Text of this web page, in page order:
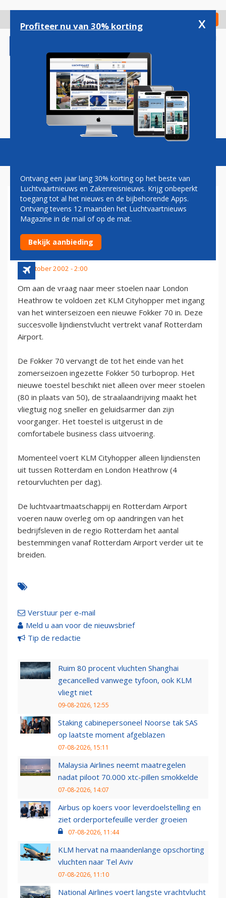
gaan
Check in
Magazine Podcasts Vacatures
KLM MET FOKKER 70 VAN
ROTTERDAM NAAR
HEATHROW
17 oktober 2002 - 2:00
Om aan de vraag naar meer stoelen naar London
Heathrow te voldoen zet KLM Cityhopper met ingang
van het winterseizoen een nieuwe Fokker 70 in. Deze
succesvolle lijndienstvlucht vertrekt vanaf Rotterdam
Airport.
De Fokker 70 vervangt de tot het einde van het
zomerseizoen ingezette Fokker 50 turboprop. Het
nieuwe toestel beschikt niet alleen over meer stoelen
(80 in plaats van 50), de straalaandrijving maakt het
vliegtuig nog sneller en geluidsarmer dan zijn
voorganger. Het toestel is uitgerust in de
comfortabele business class uitvoering.
Momenteel voert KLM Cityhopper alleen lijndiensten
uit tussen Rotterdam en London Heathrow (4
retourvluchten per dag).
De luchtvaartmaatschappij en Rotterdam Airport
voeren nauw overleg om op aandringen van het
bedrijfsleven in de regio Rotterdam het aantal
bestemmingen vanaf Rotterdam Airport verder uit te
breiden.
Verstuur per e-mail
Meld u aan voor de nieuwsbrief
Tip de redactie
Ruim 80 procent vluchten Shanghai
gecancelled vanwege tyfoon, ook KLM
vliegt niet
09-08-2026, 12:55
Staking cabinepersoneel Noorse tak SAS
op laatste moment afgeblazen
07-08-2026, 15:11
Malaysia Airlines neemt maatregelen
nadat piloot 70.000 xtc-pillen smokkelde
07-08-2026, 14:07
Airbus op koers voor leverdoelstelling en
ziet orderportefeuille verder groeien
07-08-2026, 11:44
KLM hervat na maandenlange opschorting
vluchten naar Tel Aviv
07-08-2026, 11:10
National Airlines voert langste vrachtvlucht
Profiteer nu van 30% korting x
Ontvang een jaar lang 30% korting op het beste van
Luchtvaartnieuws en Zakenreisnieuws. Krijg onbeperkt
toegang tot al het nieuws en de bijbehorende Apps.
Ontvang tevens 12 maanden het Luchtvaartnieuws
Magazine in de mail of op de mat.
Bekijk aanbieding